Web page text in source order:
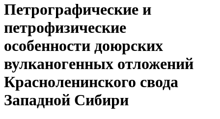
Петрографические и
петрофизические
особенности доюрских
вулканогенных отложений
Красноленинского свода
Западной Сибири